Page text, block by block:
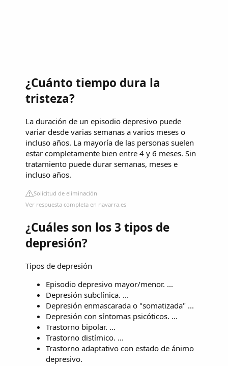
¿Cuánto tiempo dura la
tristeza?
La duración de un episodio depresivo puede
variar desde varias semanas a varios meses o
incluso años. La mayoría de las personas suelen
estar completamente bien entre 4 y 6 meses. Sin
tratamiento puede durar semanas, meses e
incluso años.
Solicitud de eliminación
Ver respuesta completa en navarra.es
¿Cuáles son los 3 tipos de
depresión?
Tipos de depresión
Episodio depresivo mayor/menor. ...
Depresión subclínica. ...
Depresión enmascarada o "somatizada" ...
Depresión con síntomas psicóticos. ...
Trastorno bipolar. ...
Trastorno distímico. ...
Trastorno adaptativo con estado de ánimo
depresivo.